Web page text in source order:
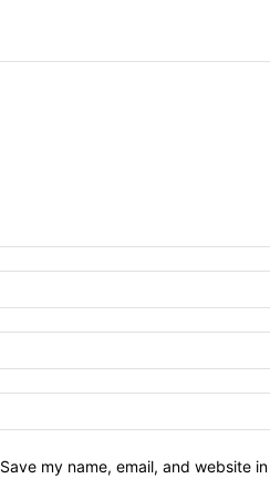
Save my name, email, and website